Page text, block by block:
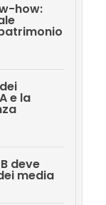
how:
e la
deve
media